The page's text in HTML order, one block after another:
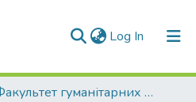
Log In (current)
Факультет гуманітарних та соціальних наук